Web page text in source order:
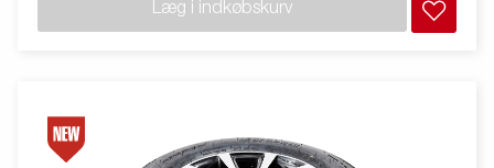
Læg i indkøbskurv